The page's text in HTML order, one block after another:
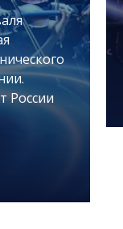
России